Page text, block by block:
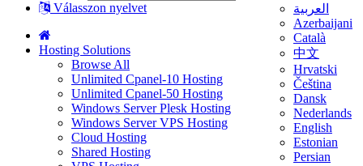
Válasszon nyelvet
العربية
Azerbaijani
Català
中文
Hrvatski
Čeština
Dansk
Nederlands
English
Estonian
Persian
Hosting Solutions
Browse All
Unlimited Cpanel-10 Hosting
Unlimited Cpanel-50 Hosting
Windows Server Plesk Hosting
Windows Server VPS Hosting
Cloud Hosting
Shared Hosting